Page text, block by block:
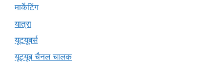
मार्केटिंग
यात्रा
यूटयूबर्स
यूट्यूब चैनल चालक